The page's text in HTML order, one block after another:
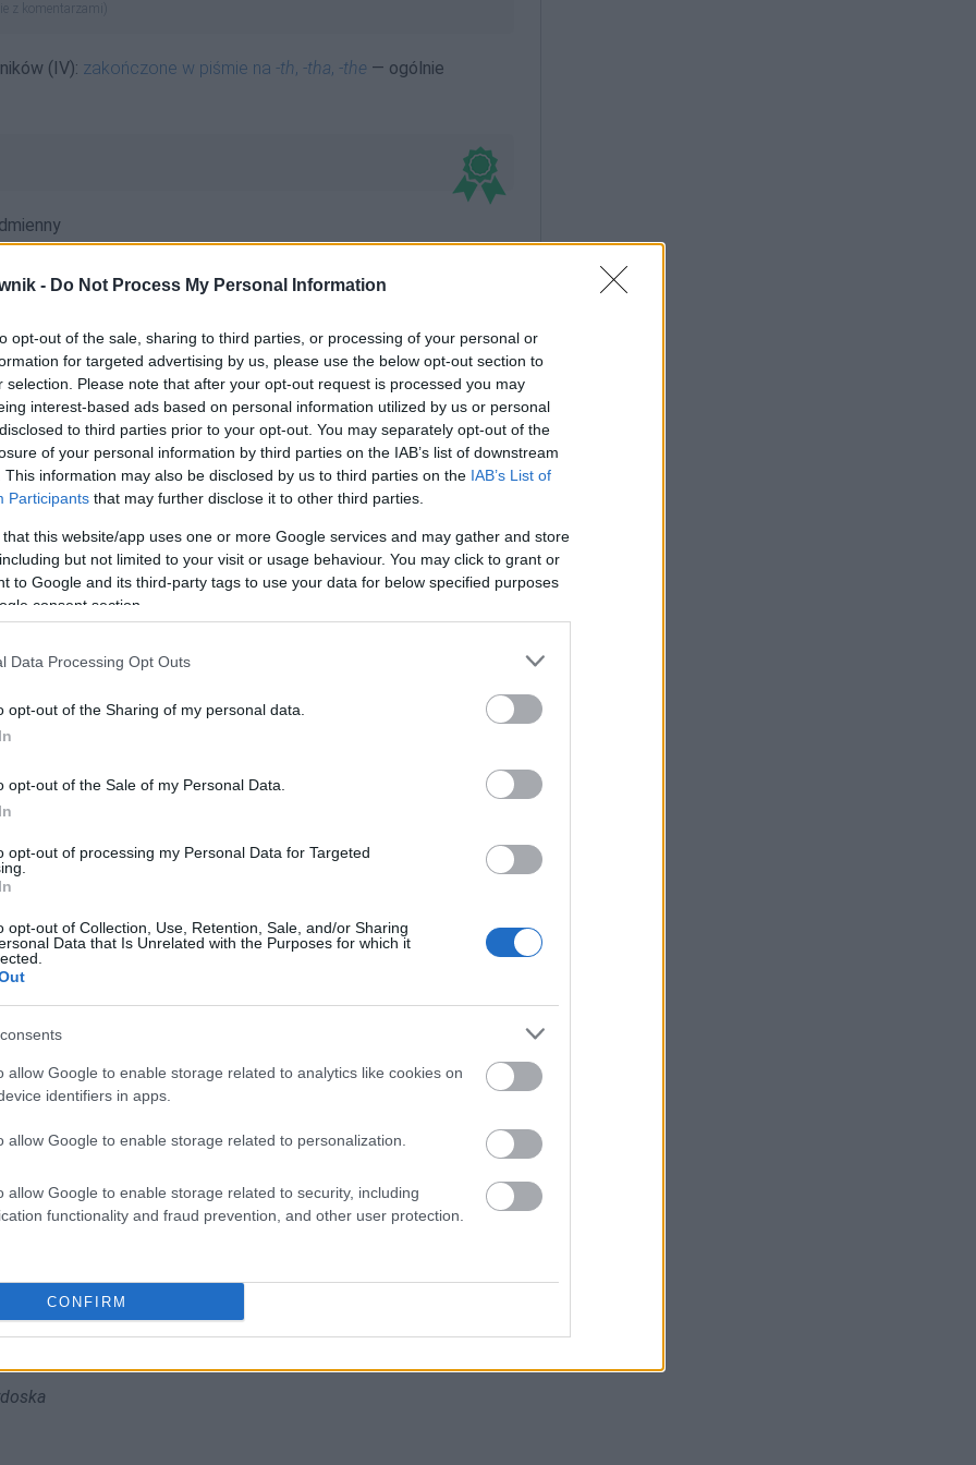
- Do Not Process My Personal Information
opt-out of the sale, sharing to third parties, or processing of your personal or
for targeted advertising by us, please use the below opt-out section to
selection. Please note that after your opt-out request is processed you may
interest-based ads based on personal information utilized by us or personal
to third parties prior to your opt-out. You may separately opt-out of the
of your personal information by third parties on the IAB’s list of downstream
This information may also be disclosed by us to third parties on the IAB’s List of
Participants that may further disclose it to other third parties.
that this website/app uses one or more Google services and may gather and store
but not limited to your visit or usage behaviour. You may click to grant or
to Google and its third-party tags to use your data for below specified purposes
consent section.
Data Processing Opt Outs
opt-out of the Sharing of my personal data.
opt-out of the Sale of my Personal Data.
opt-out of processing my Personal Data for Targeted
opt-out of Collection, Use, Retention, Sale, and/or Sharing
Data that Is Unrelated with the Purposes for which it
allow Google to enable storage related to analytics like cookies on
identifiers in apps.
allow Google to enable storage related to personalization.
allow Google to enable storage related to security, including
functionality and fraud prevention, and other user protection.
CONFIRM
z komentarzami)
(IV): zakończone w piśmie na -th, -tha, -the — ogólnie
Hindemithami; Hindemithem; Hindemithom;
Brakuje czegoś w haśle?
abonenci Dobrego słownika.
SPRAWDŹ
balbierz,barbierz,barwierz